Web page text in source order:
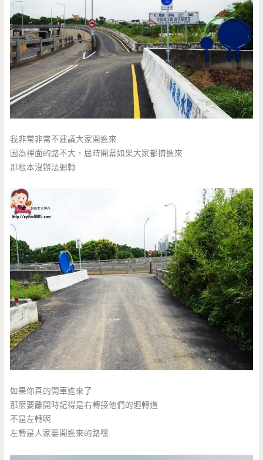
我非常非常不建議大家開進來
因為裡面的路不大，屆時開幕如果大家都擠進來
那根本沒辦法迴轉
如果你真的開車進來了
那麼要離開時記得是右轉接他們的迴轉道
不是左轉啊
左轉是人家要開進來的路嘿